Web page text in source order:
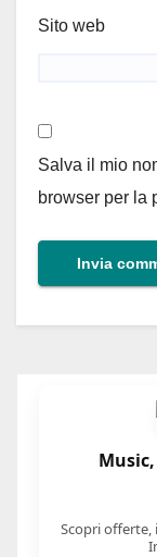
Sito web
Salva il mio
browser per la
Scopri offerte,